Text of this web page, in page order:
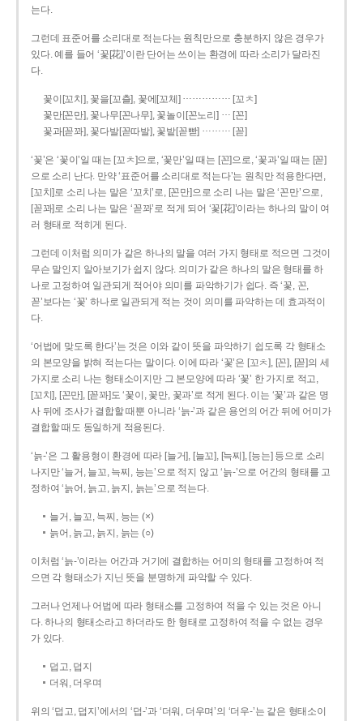
는다.
그런데 표준어를 소리대로 적는다는 원칙만으로 충분하지 않은 경우가
있다. 예를 들어 ‘꽃[花]’이란 단어는 쓰이는 환경에 따라 소리가 달라진
다.
꽃이[꼬치], 꽃을[꼬츨], 꽃에[꼬체] …………… [꼬ㅊ]
꽃만[꼰만], 꽃나무[꼰나무], 꽃놀이[꼰노리] … [꼰]
꽃과[꼳꽈], 꽃다발[꼳따발], 꽃밭[꼳빧] ……… [꼳]
‘꽃’은 ‘꽃이’일 때는 [꼬ㅊ]으로, ‘꽃만’일 때는 [꼰]으로, ‘꽃과’일 때는 [꼳]
으로 소리 난다. 만약 ‘표준어를 소리대로 적는다’는 원칙만 적용한다면,
[꼬치]로 소리 나는 말은 ‘꼬치’로, [꼰만]으로 소리 나는 말은 ‘꼰만’으로,
[꼳꽈]로 소리 나는 말은 ‘꼳꽈’로 적게 되어 ‘꽃[花]’이라는 하나의 말이 여
러 형태로 적히게 된다.
그런데 이처럼 의미가 같은 하나의 말을 여러 가지 형태로 적으면 그것이
무슨 말인지 알아보기가 쉽지 않다. 의미가 같은 하나의 말은 형태를 하
나로 고정하여 일관되게 적어야 의미를 파악하기가 쉽다. 즉 ‘꽃, 꼰,
꼳’보다는 ‘꽃’ 하나로 일관되게 적는 것이 의미를 파악하는 데 효과적이
다.
‘어법에 맞도록 한다’는 것은 이와 같이 뜻을 파악하기 쉽도록 각 형태소
의 본모양을 밝혀 적는다는 말이다. 이에 따라 ‘꽃’은 [꼬ㅊ], [꼰], [꼳]의 세
가지로 소리 나는 형태소이지만 그 본모양에 따라 ‘꽃’ 한 가지로 적고,
[꼬치], [꼰만], [꼳꽈]도 ‘꽃이, 꽃만, 꽃과’로 적게 된다. 이는 ‘꽃’과 같은 명
사 뒤에 조사가 결합할 때뿐 아니라 ‘늙-’과 같은 용언의 어간 뒤에 어미가
결합할 때도 동일하게 적용된다.
‘늙-’은 그 활용형이 환경에 따라 [늘거], [늘꼬], [늑찌], [능는] 등으로 소리
나지만 ‘늘거, 늘꼬, 늑찌, 능는’으로 적지 않고 ‘늙-’으로 어간의 형태를 고
정하여 ‘늙어, 늙고, 늙지, 늙는’으로 적는다.
늘거, 늘꼬, 늑찌, 능는 (×)
늙어, 늙고, 늙지, 늙는 (○)
이처럼 ‘늙-­’이라는 어간과 거기에 결합하는 어미의 형태를 고정하여 적
으면 각 형태소가 지닌 뜻을 분명하게 파악할 수 있다.
그러나 언제나 어법에 따라 형태소를 고정하여 적을 수 있는 것은 아니
다. 하나의 형태소라고 하더라도 한 형태로 고정하여 적을 수 없는 경우
가 있다.
덥고, 덥지
더워, 더우며
위의 ‘덥고, 덥지’에서의 ‘덥-­’과 ‘더워, 더우며’의 ‘더우-­’는 같은 형태소이